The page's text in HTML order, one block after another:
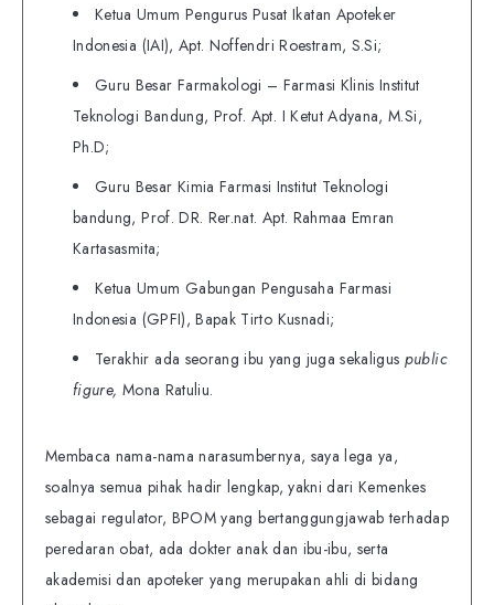
Ketua Umum Pengurus Pusat Ikatan Apoteker
Indonesia (IAI), Apt. Noffendri Roestram, S.Si;
Guru Besar Farmakologi – Farmasi Klinis Institut
Teknologi Bandung, Prof. Apt. I Ketut Adyana, M.Si,
Ph.D;
Guru Besar Kimia Farmasi Institut Teknologi
bandung, Prof. DR. Rer.nat. Apt. Rahmaa Emran
Kartasasmita;
Ketua Umum Gabungan Pengusaha Farmasi
Indonesia (GPFI), Bapak Tirto Kusnadi;
Terakhir ada seorang ibu yang juga sekaligus public
figure, Mona Ratuliu.
Membaca nama-nama narasumbernya, saya lega ya,
soalnya semua pihak hadir lengkap, yakni dari Kemenkes
sebagai regulator, BPOM yang bertanggungjawab terhadap
peredaran obat, ada dokter anak dan ibu-ibu, serta
akademisi dan apoteker yang merupakan ahli di bidang